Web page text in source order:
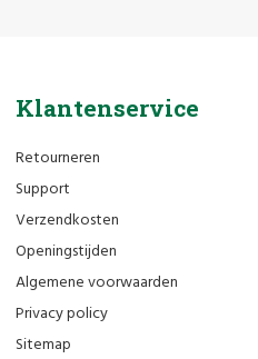
Klantenservice
Retourneren
Support
Verzendkosten
Openingstijden
Algemene voorwaarden
Privacy policy
Sitemap